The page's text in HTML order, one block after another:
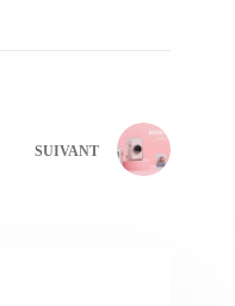
SUIVANT